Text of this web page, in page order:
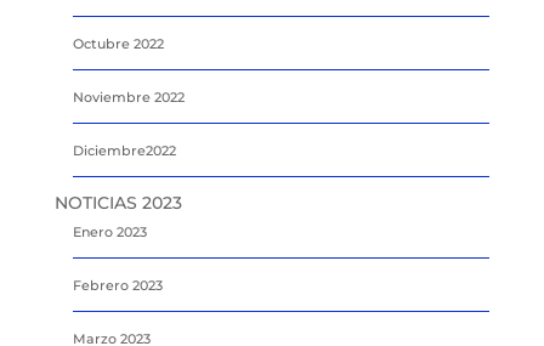
Octubre 2022
Noviembre 2022
Diciembre2022
NOTICIAS 2023
Enero 2023
Febrero 2023
Marzo 2023